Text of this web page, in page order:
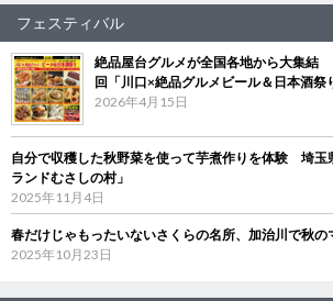
フェスティバル
絶品屋台グルメが全国各地から大集結
回「川口×絶品グルメビール＆日本酒祭
2026年4月15日
自分で収穫した秋野菜を使って芋煮作りを体験 埼玉
ランドむさしの村」
2025年11月4日
春だけじゃもったいないさくらの名所、加治川で秋の
2025年10月23日